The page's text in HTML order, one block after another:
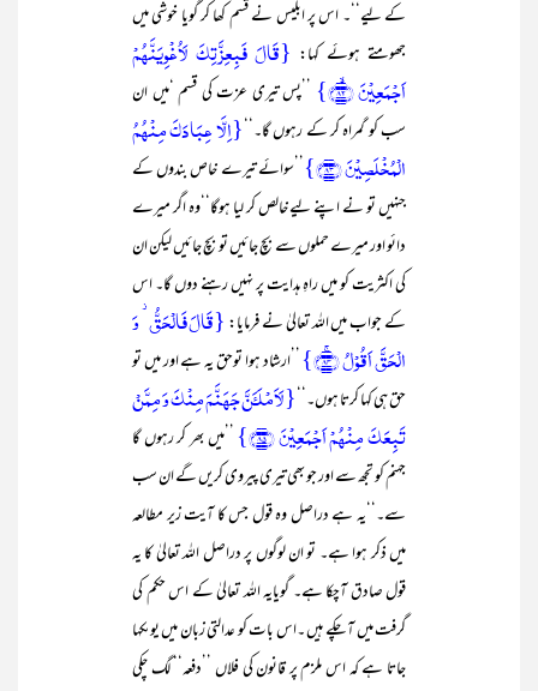
کے لیے‘‘۔ اس پر ابلیس نے قسم کھا کر گویا خوشی میں
جھومتے ہوئے کہا: {قَالَ فَبِعِزَّتِکَ لَاُغۡوِیَنَّہُمۡ
اَجۡمَعِیۡنَ ﴿ۙ۸۲﴾}
’’پس تیری عزت کی قسم ‘میں ان
سب کو گمراہ کر کے رہوں گا۔‘‘ {اِلَّا عِبَادَکَ مِنۡہُمُ
الۡمُخۡلَصِیۡنَ ﴿۸۳﴾}
’’سوائے تیرے خاص بندوں کے
جنہیں تو نے اپنے لیے خالص کر لیا ہوگا‘‘وہ اگر میرے
دائو اور میرے حملوں سے بچ جائیں تو بچ جائیں لیکن ان
کی اکثریت کو میں راہِ ہدایت پر نہیں رہنے دوں گا۔ اس
کے جواب میں اللہ تعالیٰ نے فرمایا:{قَالَ فَالۡحَقُّ ۫ وَ
الۡحَقَّ اَقُوۡلُ ﴿ۚ۸۴﴾}
’’ارشاد ہوا توحق یہ ہے اور میں تو
حق ہی کہا کرتا ہوں۔‘‘ {لَاَمۡلَـَٔنَّ جَہَنَّمَ مِنۡکَ وَ مِمَّنۡ
تَبِعَکَ مِنۡہُمۡ اَجۡمَعِیۡنَ ﴿۸۵﴾}
’’میں بھر کر رہوں گا
جہنم کو تجھ سے اور جو بھی تیری پیروی کریں گے ان سب
سے۔‘‘یہ ہے دراصل وہ قول جس کا آیت زیر مطالعہ
میں ذکر ہوا ہے۔ تو ان لوگوں پر دراصل اللہ تعالیٰ کا یہ
قول صادق آچکا ہے۔ گویایہ اللہ تعالیٰ کے اس حکم کی
گرفت میں آ چکے ہیں ۔اس بات کو عدالتی زبان میں یوںکہا
جاتا ہے کہ اس ملزم پر قانون کی فلاں ’’دفعہ‘‘ لگ چکی